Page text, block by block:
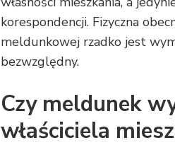
korespondencji. Fizyczna
meldunkowej rzadko jest
bezwzględny.
Czy meldunek
właściciela